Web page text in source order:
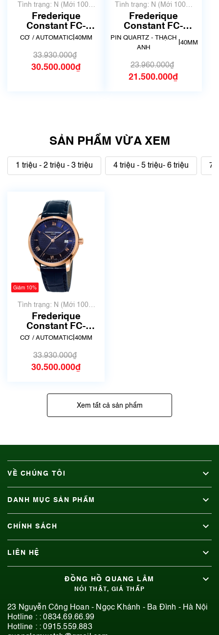
Tình trạng: N (Mới 100%
chưa qua sử dụng)
Frederique
Constant FC-
303MV5B4 | Size
CƠ / AUTOMATIC| 40MM
33.930.000₫
30.500.000₫
Tình trạng: N (Mới 100%
chưa qua sử dụng)
Frederique
Constant FC-
292MS5B6 | Size
40mm
PIN QUARTZ - THẠCH
ANH
40MM
23.960.000₫
21.500.000₫
SẢN PHẨM VỪA XEM
1 triệu - 2 triệu - 3 triệu 4 triệu - 5 triệu- 6 triệu 7
Giảm 10%
Tình trạng: N (Mới 100%
chưa qua sử dụng)
Frederique
Constant FC-
303MN5B4 | Size
CƠ / AUTOMATIC| 40MM
33.930.000₫
30.500.000₫
Xem tất cả sản phẩm
VỀ CHÚNG TÔI
DANH MỤC SẢN PHẨM
CHÍNH SÁCH
LIÊN HỆ
ĐỒNG HỒ QUANG LÂM
NÓI THẬT, GIÁ THẤP
23 Nguyễn Công Hoan - Ngọc Khánh - Ba Đình - Hà Nội
Hotline : :0834.69.66.99
Hotline : :0915.559.883